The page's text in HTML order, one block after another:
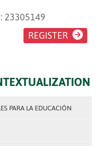
23305149
REGISTER
PARA LA EDUCACIÓN